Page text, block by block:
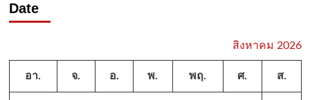
Date
สิงหาคม 2026
อา. จ. อ. พ. พฤ. ศ. ส.